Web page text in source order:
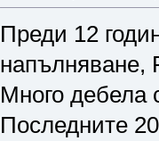
Преди 12
напълняване,
Много дебела
Последните